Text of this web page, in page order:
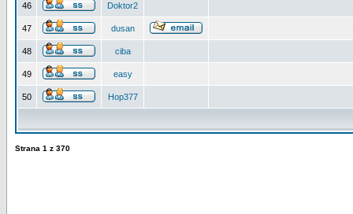
46 Doktor2
47 dusan
48 ciba
49 easy
50 Hop377
Strana 1 z 370